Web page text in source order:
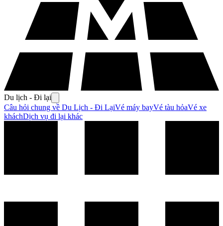
Du lịch - Đi lại
Câu hỏi chung về Du Lịch - Đi LạiVé máy bayVé tàu hỏaVé xe
kháchDịch vụ đi lại khác